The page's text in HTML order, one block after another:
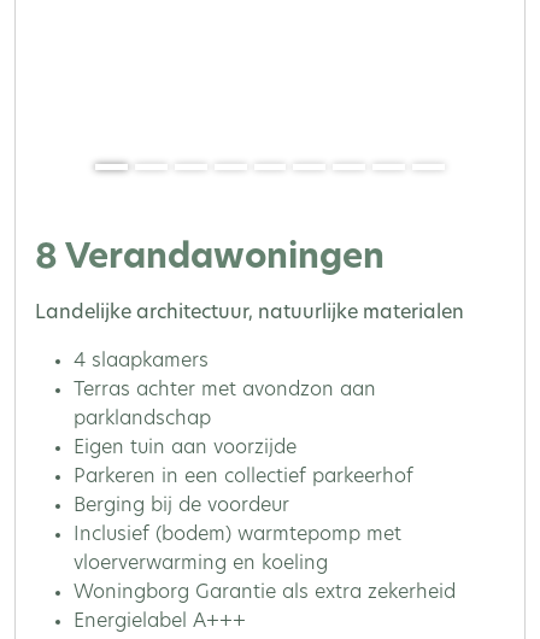
8 Verandawoningen
Landelijke architectuur, natuurlijke materialen
4 slaapkamers
Terras achter met avondzon aan
parklandschap
Eigen tuin aan voorzijde
Parkeren in een collectief parkeerhof
Berging bij de voordeur
Inclusief (bodem) warmtepomp met
vloerverwarming en koeling
Woningborg Garantie als extra zekerheid
Energielabel A+++